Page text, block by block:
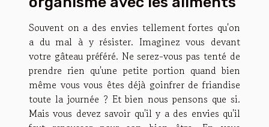
Souvent on a des envies tellement fortes qu'on
a du mal à y résister. Imaginez vous devant
votre gâteau préféré. Ne serez-vous pas tenté de
prendre rien qu'une petite portion quand bien
même vous vous êtes déjà goinfrer de friandise
toute la journée ? Et bien nous pensons que si.
Mais vous devez savoir qu'il y a des envies qu'il